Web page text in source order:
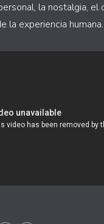
la nostalgia, el
la experiencia humana.